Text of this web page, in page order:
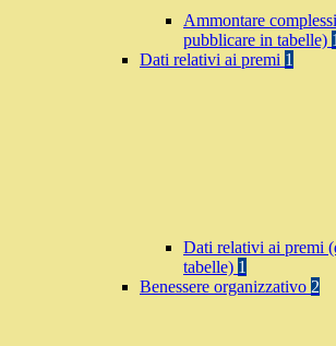
Ammontare
pubblicare in tabelle) 1
Dati relativi ai premi 1
Dati relativi ai premi
tabelle) 1
Benessere organizzativo 2